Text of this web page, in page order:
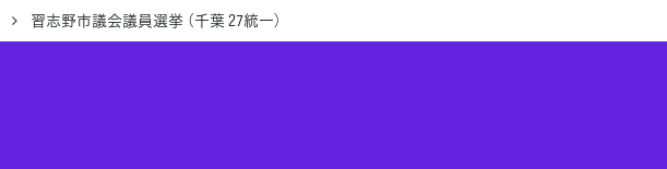
習志野市議会議員選挙 （千葉 27統一）